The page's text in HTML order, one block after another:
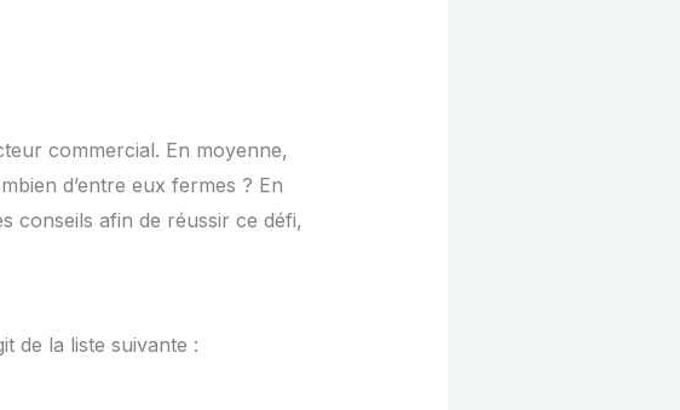
commercial. En moyenne,
d’entre eux fermes ? En
conseils afin de réussir ce défi,
de la liste suivante :